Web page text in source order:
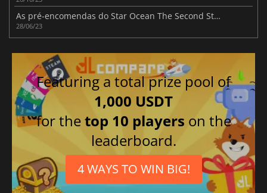
As pré-encomendas do Star Ocean The Second Story R estão online
28/06/23
Featuring a total prize pool of
1,000 USDT
for thetop 10 players on the
leaderboard.
4 WAYS TO WIN BIG!